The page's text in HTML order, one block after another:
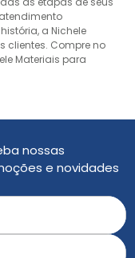
a Nichele
clientes. Compre no
Materiais para
nossas
e novidades